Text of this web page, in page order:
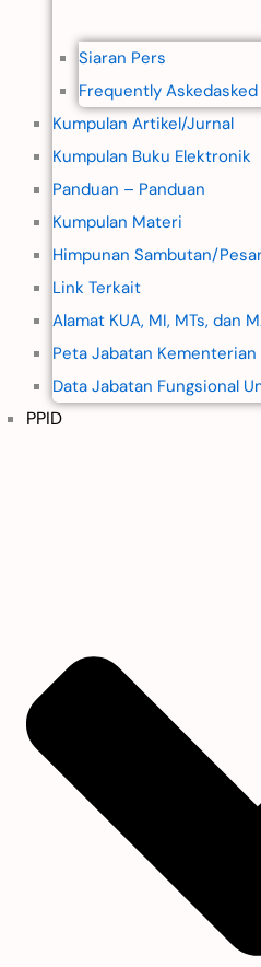
Siaran Pers
Frequently
Kumpulan Artikel/Jurnal
Kumpulan Buku Elektronik
Panduan – Panduan
Kumpulan Materi
Himpunan Sambutan/
Link Terkait
Alamat KUA, MI, MTs, dan
Peta Jabatan Kementerian
Data Jabatan Fungsional
PPID